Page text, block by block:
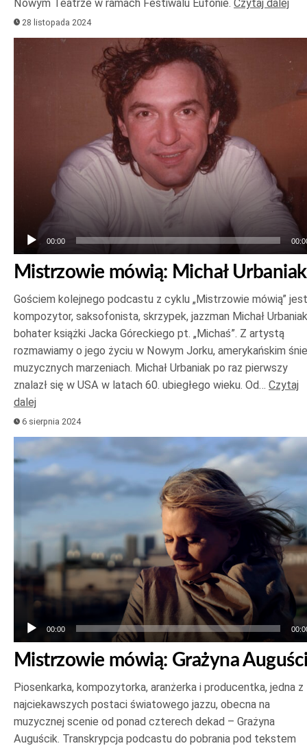
Nowym Teatrze w ramach Festiwalu Eufonie. Czytaj dalej
28 listopada 2024
Odtwarzacz
00:00
Mistrzowie mówią: Michał Urbaniak
Gościem kolejnego podcastu z cyklu „Mistrzowie mówią” jest
kompozytor, saksofonista, skrzypek, jazzman Michał
bohater książki Jacka Góreckiego pt. „Michaś”. Z artystą
rozmawiamy o jego życiu w Nowym Jorku, amerykańskim
muzycznych marzeniach. Michał Urbaniak po raz pierwszy
znalazł się w USA w latach 60. ubiegłego wieku. Od… Czytaj
dalej
6 sierpnia 2024
Odtwarzacz
plików
dźwiękowych
00:00
Mistrzowie mówią: Grażyna
Piosenkarka, kompozytorka, aranżerka i producentka, jedna z
najciekawszych postaci światowego jazzu, obecna na
muzycznej scenie od ponad czterech dekad – Grażyna
Auguścik. Transkrypcja podcastu do pobrania pod tekstem